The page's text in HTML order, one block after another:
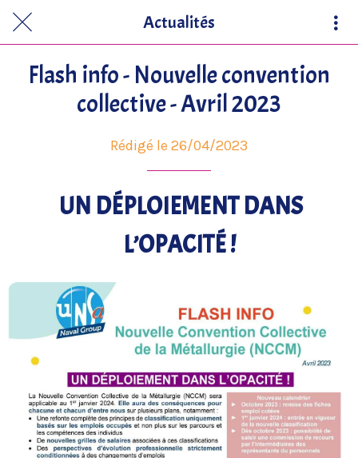
Actualités
Flash info - Nouvelle convention
collective - Avril 2023
Rédigé le 26/04/2023
UN DÉPLOIEMENT DANS
L’OPACITÉ !